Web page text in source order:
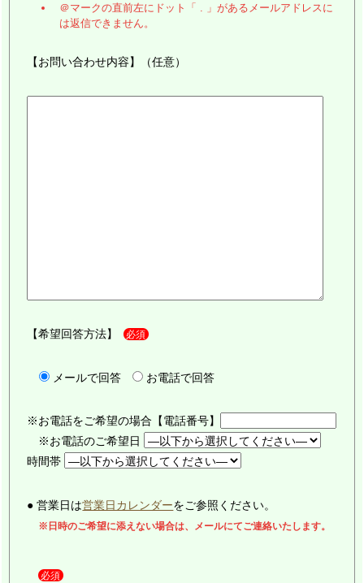
＠マークの直前左にドット「 . 」があるメールアドレスに
は返信できません。
【お問い合わせ内容】（任意）
【希望回答方法】 必須
メールで回答 お電話で回答
※お電話をご希望の場合【電話番号】
※お電話のご希望日
時間帯
● 営業日は営業日カレンダーをご参照ください。
※日時のご希望に添えない場合は、メールにてご連絡いたします。
必須